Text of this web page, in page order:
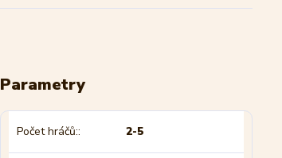
Parametry
Počet hráčů: 2-5